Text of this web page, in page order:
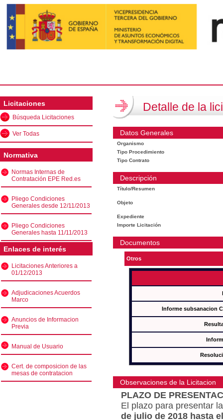
Licitaciones
Búsqueda Licitaciones
Ver Todas
Normativa
Normas Internas de
Contratación EPE Red.es
Pliego Condiciones
Generales desde 12/11/2013
Pliego Condiciones
Generales hasta 11/11/2013
Enlaces de interés
Licitaciones Anteriores a
01/12/2013
Adjudicaciones Acuerdos
Marco
Anuncios de Informacion
Previa
Manual de Usuario
Cert. de composicion de las
mesas de contratacion
Detalle de la
Datos Generales
Organismo
Tipo Procedimiento
Tipo Contrato
Descripción
Título/Resumen
Objeto
Expediente
Importe Licitación
Documentos
Otros
Informe subsanacion
Observaciones de la Licitacion
PLAZO DE
El plazo para presentar
de julio de 2018 hasta